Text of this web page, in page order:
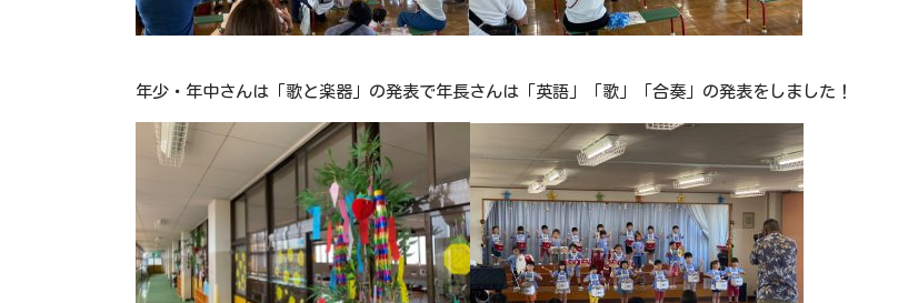
年少・年中さんは「歌と楽器」の発表で年長さんは「英語」「歌」「合奏」の発表をしました！